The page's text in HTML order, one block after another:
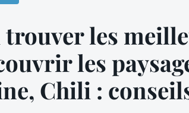
trouver les
les
Chili :